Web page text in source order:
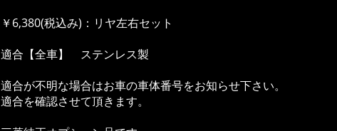
￥6,380(税込み)：リヤ左右セット
適合【全車】 ステンレス製
適合が不明な場合はお車の車体番号をお知らせ下さい。
適合を確認させて頂きます。